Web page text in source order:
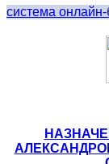
система